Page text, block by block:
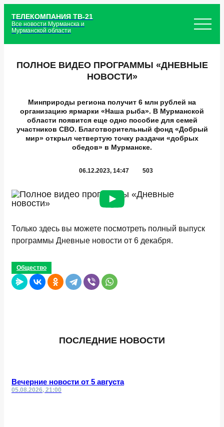
ТЕЛЕКОМПАНИЯ ТВ-21
Все новости Мурманска и
Мурманской области
ПОЛНОЕ ВИДЕО ПРОГРАММЫ «ДНЕВНЫЕ
НОВОСТИ»
Минприроды региона получит 6 млн рублей на
организацию ярмарки «Наша рыба». В Мурманской
области появится еще одно пособие для семей
участников СВО. Благотворительный фонд «Добрый
мир» открыл четвертую точку раздачи «добрых
обедов» в Мурманске.
06.12.2023, 14:47 503
Только здесь вы можете посмотреть полный выпуск
программы Дневные новости от 6 декабря.
Общество
ПОСЛЕДНИЕ НОВОСТИ
Вечерние новости от 5 августа
05.08.2026, 21:00